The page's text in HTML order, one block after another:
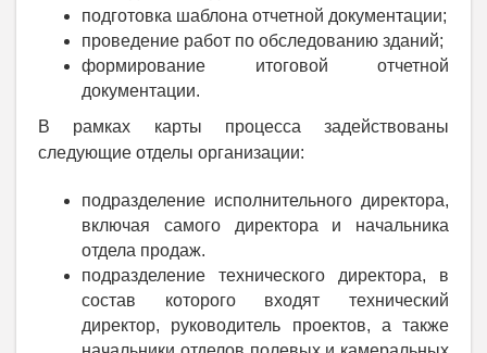
подготовка шаблона отчетной документации;
проведение работ по обследованию зданий;
формирование итоговой отчетной
документации.
В рамках карты процесса задействованы
следующие отделы организации:
подразделение исполнительного директора,
включая самого директора и начальника
отдела продаж.
подразделение технического директора, в
состав которого входят технический
директор, руководитель проектов, а также